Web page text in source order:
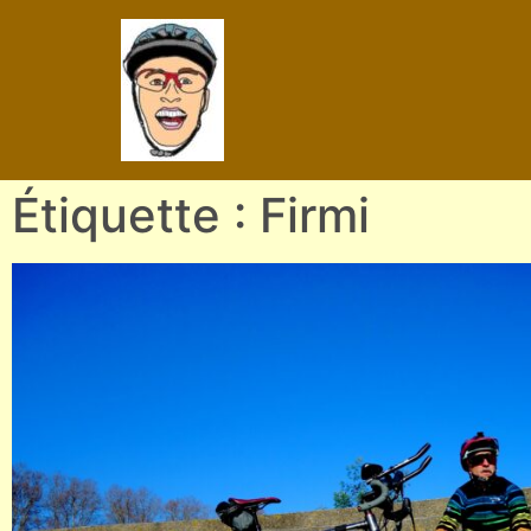
Étiquette : Firmi